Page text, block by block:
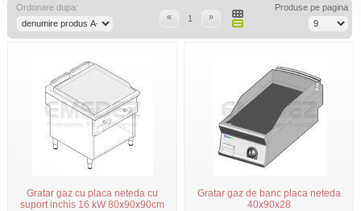
Ordonare dupa:
«
1 »
Produse pe pagina
Gratar gaz cu placa neteda cu
suport inchis 16 kW 80x90x90cm
Gratar gaz de banc placa neteda
40x90x28